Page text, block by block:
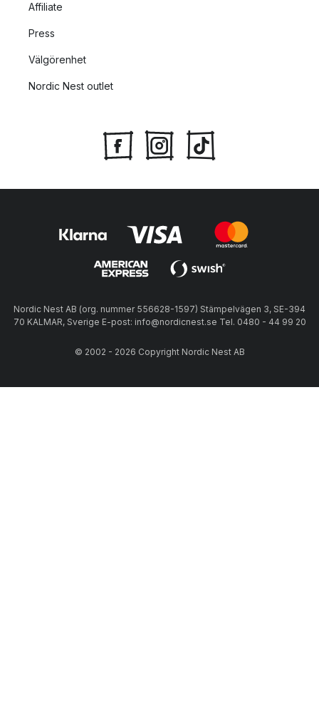
Affiliate
Press
Välgörenhet
Nordic Nest outlet
Nordic Nest AB (org. nummer 556628-1597) Stämpelvägen 3, SE-394
70 KALMAR, Sverige E-post: info@nordicnest.se Tel. 0480 - 44 99 20
© 2002 - 2026 Copyright Nordic Nest AB